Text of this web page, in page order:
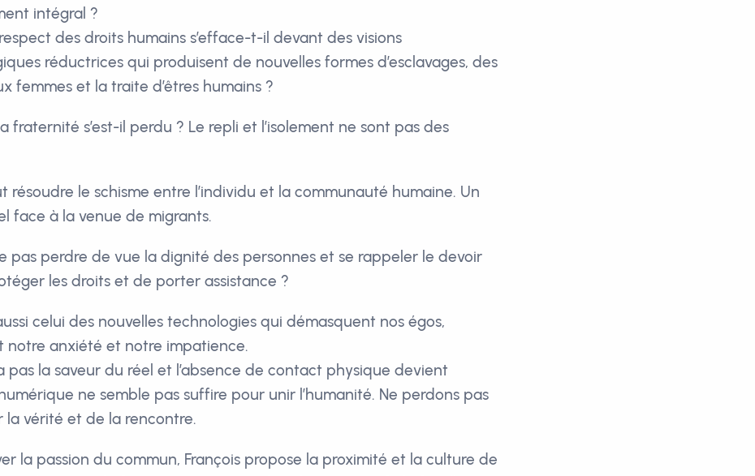
intégral ?
des droits humains s’efface-t-il devant des visions
réductrices qui produisent de nouvelles formes d’esclavages, des
femmes et la traite d’êtres humains ?
fraternité s’est-il perdu ? Le repli et l’isolement ne sont pas des
résoudre le schisme entre l’individu et la communauté humaine. Un
face à la venue de migrants.
pas perdre de vue la dignité des personnes et se rappeler le devoir
les droits et de porter assistance ?
celui des nouvelles technologies qui démasquent nos égos,
notre anxiété et notre impatience.
pas la saveur du réel et l’absence de contact physique devient
ne semble pas suffire pour unir l’humanité. Ne perdons pas
la vérité et de la rencontre.
la passion du commun, François propose la proximité et la culture de